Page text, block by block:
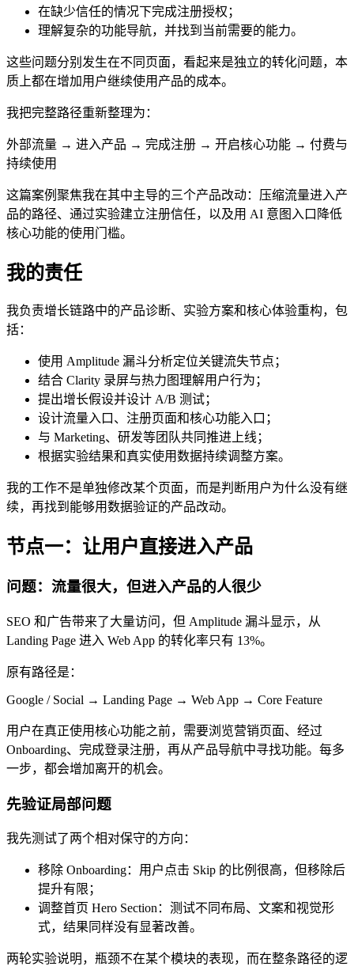
在缺少信任的情况下完成注册授权；
理解复杂的功能导航，并找到当前需要的能力。
这些问题分别发生在不同页面，看起来是独立的转化问题，本
质上都在增加用户继续使用产品的成本。
我把完整路径重新整理为：
外部流量 → 进入产品 → 完成注册 → 开启核心功能 → 付费与
持续使用
这篇案例聚焦我在其中主导的三个产品改动：压缩流量进入产
品的路径、通过实验建立注册信任，以及用 AI 意图入口降低
核心功能的使用门槛。
我的责任
我负责增长链路中的产品诊断、实验方案和核心体验重构，包
括：
使用 Amplitude 漏斗分析定位关键流失节点；
结合 Clarity 录屏与热力图理解用户行为；
提出增长假设并设计 A/B 测试；
设计流量入口、注册页面和核心功能入口；
与 Marketing、研发等团队共同推进上线；
根据实验结果和真实使用数据持续调整方案。
我的工作不是单独修改某个页面，而是判断用户为什么没有继
续，再找到能够用数据验证的产品改动。
节点一：让用户直接进入产品
问题：流量很大，但进入产品的人很少
SEO 和广告带来了大量访问，但 Amplitude 漏斗显示，从
Landing Page 进入 Web App 的转化率只有 13%。
原有路径是：
Google / Social → Landing Page → Web App → Core Feature
用户在真正使用核心功能之前，需要浏览营销页面、经过
Onboarding、完成登录注册，再从产品导航中寻找功能。每多
一步，都会增加离开的机会。
先验证局部问题
我先测试了两个相对保守的方向：
移除 Onboarding：用户点击 Skip 的比例很高，但移除后
提升有限；
调整首页 Hero Section：测试不同布局、文案和视觉形
式，结果同样没有显著改善。
两轮实验说明，瓶颈不在某个模块的表现，而在整条路径的逻